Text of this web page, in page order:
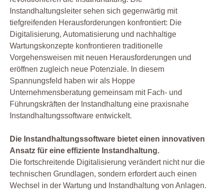
Instandhaltungsleiter sehen sich gegenwärtig mit
tiefgreifenden Herausforderungen konfrontiert: Die
Digitalisierung, Automatisierung und nachhaltige
Wartungskonzepte konfrontieren traditionelle
Vorgehensweisen mit neuen Herausforderungen und
eröffnen zugleich neue Potenziale. In diesem
Spannungsfeld haben wir als Hoppe
Unternehmensberatung gemeinsam mit Fach- und
Führungskräften der Instandhaltung eine praxisnahe
Instandhaltungssoftware entwickelt.
Die Instandhaltungssoftware bietet einen innovativen
Ansatz für eine effiziente Instandhaltung.
Die fortschreitende Digitalisierung verändert nicht nur die
technischen Grundlagen, sondern erfordert auch einen
Wechsel in der Wartung und Instandhaltung von Anlagen.